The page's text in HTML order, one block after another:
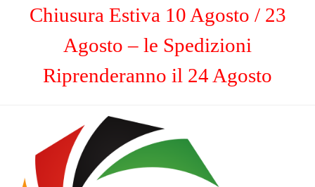
Chiusura Estiva 10 Agosto / 23
Agosto – le Spedizioni
Riprenderanno il 24 Agosto